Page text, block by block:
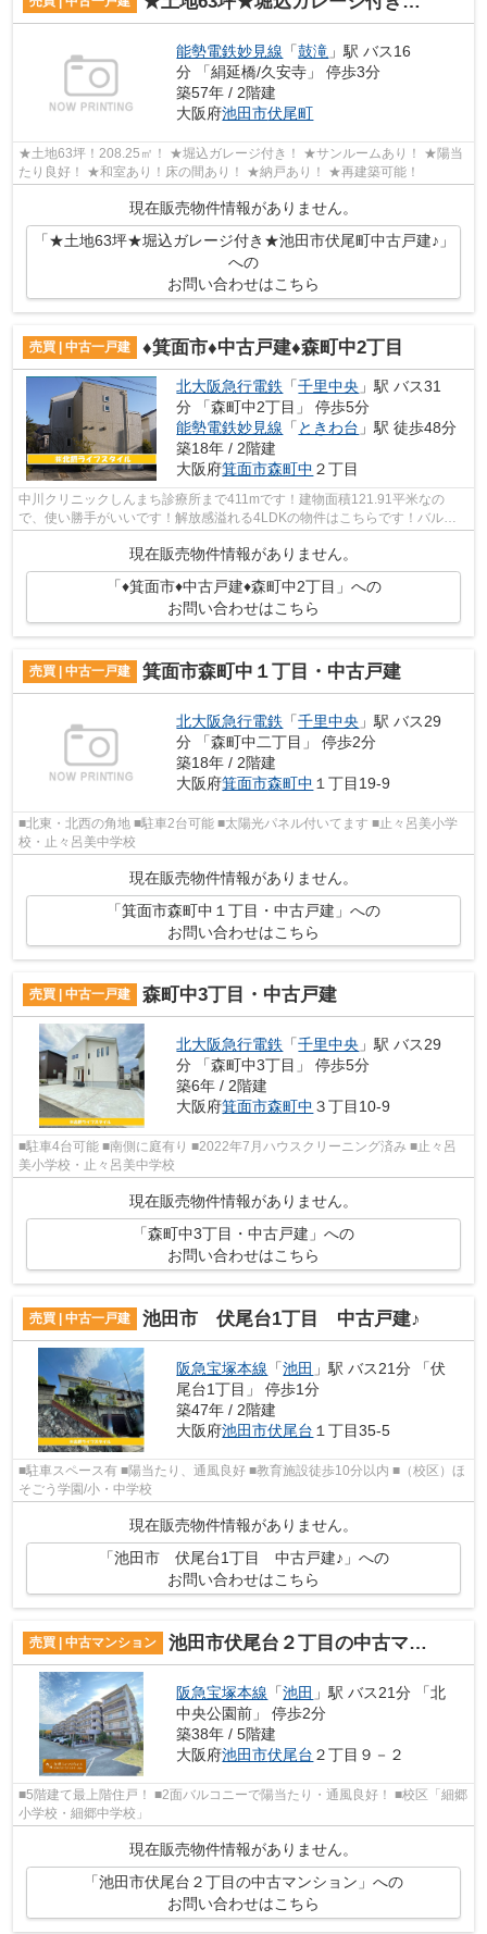
能勢電鉄妙見線 「鼓滝 」駅 バス16
分 「絹延橋/久安寺」 停歩3分
築57年 / 2階建
大阪府池田市伏尾町
★土地63坪！208.25㎡！ ★堀込ガレージ付き！ ★サンルームあり！ ★陽当
たり良好！ ★和室あり！床の間あり！ ★納戸あり！ ★再建築可能！
現在販売物件情報がありません。
「★土地63坪★堀込ガレージ付き★池田市伏尾町中古戸建♪」
への
お問い合わせはこちら
売買 | 中古一戸建 ♦箕面市♦中古戸建♦森町中2丁目
北大阪急行電鉄 「千里中央 」駅 バス31
分 「森町中2丁目」 停歩5分
能勢電鉄妙見線 「 ときわ台 」駅 徒歩48分
築18年 / 2階建
大阪府箕面市森町中 ２丁目
中川クリニックしんまち診療所まで411mです！建物面積121.91平米なの
で、使い勝手がいいです！解放感溢れる4LDKの物件はこちらです！バルコ
ニーをご活用いただけます！不動産の購入は...
現在販売物件情報がありません。
「♦箕面市♦中古戸建♦森町中2丁目」への
お問い合わせはこちら
売買 | 中古一戸建 箕面市森町中１丁目・中古戸建
北大阪急行電鉄 「千里中央 」駅 バス29
分 「森町中二丁目」 停歩2分
築18年 / 2階建
大阪府箕面市森町中 １丁目19-9
■北東・北西の角地 ■駐車2台可能 ■太陽光パネル付いてます ■止々呂美小学
校・止々呂美中学校
現在販売物件情報がありません。
「箕面市森町中１丁目・中古戸建」への
お問い合わせはこちら
売買 | 中古一戸建 森町中3丁目・中古戸建
北大阪急行電鉄 「千里中央 」駅 バス29
分 「森町中3丁目」 停歩5分
築6年 / 2階建
大阪府箕面市森町中 ３丁目10-9
■駐車4台可能 ■南側に庭有り ■2022年7月ハウスクリーニング済み ■止々呂
美小学校・止々呂美中学校
現在販売物件情報がありません。
「森町中3丁目・中古戸建」への
お問い合わせはこちら
売買 | 中古一戸建 池田市 伏尾台1丁目 中古戸建♪
阪急宝塚本線 「池田 」駅 バス21分 「伏
尾台1丁目」 停歩1分
築47年 / 2階建
大阪府池田市伏尾台 １丁目35-5
■駐車スペース有 ■陽当たり、通風良好 ■教育施設徒歩10分以内 ■（校区）ほ
そごう学園/小・中学校
現在販売物件情報がありません。
「池田市 伏尾台1丁目 中古戸建♪」への
お問い合わせはこちら
売買 | 中古マンション 池田市伏尾台２丁目の中古マンション
阪急宝塚本線 「池田 」駅 バス21分 「北
中央公園前」 停歩2分
築38年 / 5階建
大阪府池田市伏尾台 ２丁目９－２
■5階建て最上階住戸！ ■2面バルコニーで陽当たり・通風良好！ ■校区「細郷
小学校・細郷中学校」
現在販売物件情報がありません。
「池田市伏尾台２丁目の中古マンション」への
お問い合わせはこちら